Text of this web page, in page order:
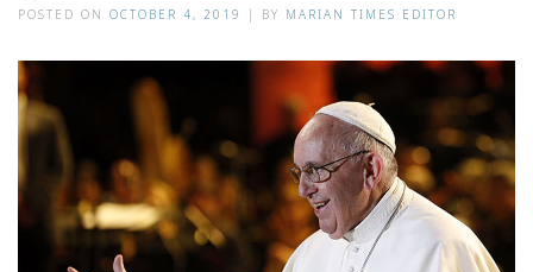
POSTED ON OCTOBER 4, 2019 BY MARIAN TIMES EDITOR